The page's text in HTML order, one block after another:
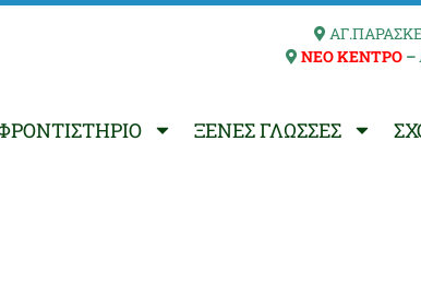
ΝΕΟ ΚΕΝΤΡΟ –
ΞΕΝΕΣ ΓΛΩΣΣΕΣ